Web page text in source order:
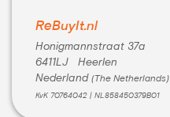
ReBuyIt.nl
Honigmannstraat 37a
6411LJ Heerlen
Nederland (The Netherlands)
KvK 70764042 | NL858450379B01